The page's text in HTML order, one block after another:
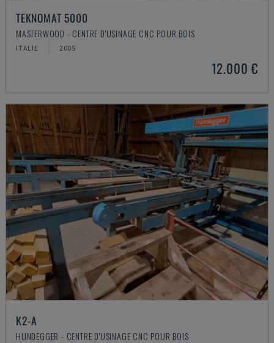
TEKNOMAT 5000
MASTERWOOD - CENTRE D'USINAGE CNC POUR BOIS
ITALIE 2005
12.000 €
K2-A
HUNDEGGER - CENTRE D'USINAGE CNC POUR BOIS